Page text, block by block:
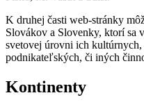
K druhej časti web-stránky
Slovákov a Slovenky, ktorí sa
svetovej úrovni ich
podnikateľských, či iných
Kontinenty